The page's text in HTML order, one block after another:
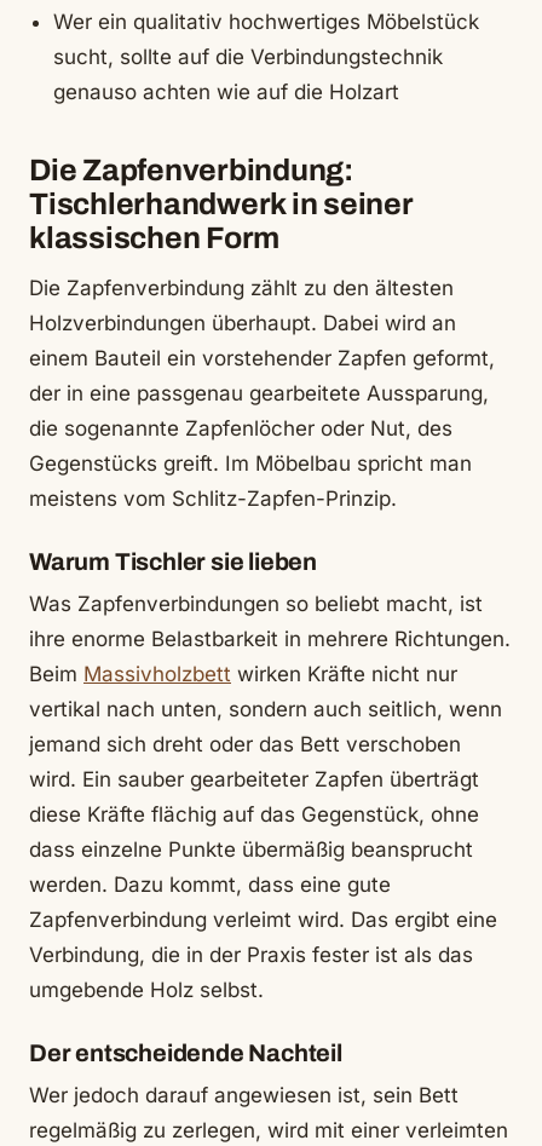
Wer ein qualitativ hochwertiges Möbelstück
sucht, sollte auf die Verbindungstechnik
genauso achten wie auf die Holzart
Die Zapfenverbindung:
Tischlerhandwerk in seiner
klassischen Form
Die Zapfenverbindung zählt zu den ältesten
Holzverbindungen überhaupt. Dabei wird an
einem Bauteil ein vorstehender Zapfen geformt,
der in eine passgenau gearbeitete Aussparung,
die sogenannte Zapfenlöcher oder Nut, des
Gegenstücks greift. Im Möbelbau spricht man
meistens vom Schlitz-Zapfen-Prinzip.
Warum Tischler sie lieben
Was Zapfenverbindungen so beliebt macht, ist
ihre enorme Belastbarkeit in mehrere Richtungen.
Beim Massivholzbett wirken Kräfte nicht nur
vertikal nach unten, sondern auch seitlich, wenn
jemand sich dreht oder das Bett verschoben
wird. Ein sauber gearbeiteter Zapfen überträgt
diese Kräfte flächig auf das Gegenstück, ohne
dass einzelne Punkte übermäßig beansprucht
werden. Dazu kommt, dass eine gute
Zapfenverbindung verleimt wird. Das ergibt eine
Verbindung, die in der Praxis fester ist als das
umgebende Holz selbst.
Der entscheidende Nachteil
Wer jedoch darauf angewiesen ist, sein Bett
regelmäßig zu zerlegen, wird mit einer verleimten